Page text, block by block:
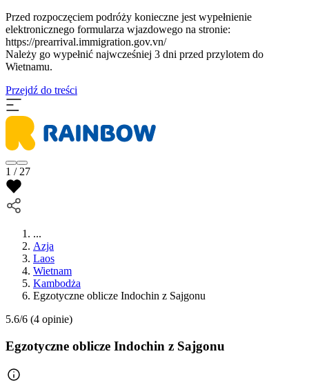
Przed rozpoczęciem podróży konieczne jest wypełnienie
elektronicznego formularza wjazdowego na stronie:
https://prearrival.immigration.gov.vn/
Należy go wypełnić najwcześniej 3 dni przed przylotem do
Wietnamu.
Przejdź do treści
1 / 27
...
Azja
Laos
Wietnam
Kambodża
Egzotyczne oblicze Indochin z Sajgonu
5.6/6 (4 opinie)
Egzotyczne oblicze Indochin z Sajgonu